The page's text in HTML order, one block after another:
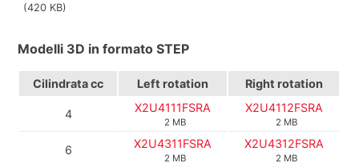
(420 KB)
Modelli 3D in formato STEP
Cilindratacc Left rotation Right rotation
4 X2U4111FSRA
2 MB
X2U4112FSRA
2 MB
6 X2U4311FSRA
2 MB
X2U4312FSRA
2 MB